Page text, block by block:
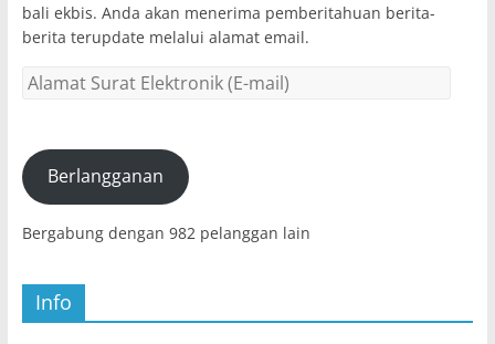
bali ekbis. Anda akan menerima pemberitahuan berita-
berita terupdate melalui alamat email.
Alamat
(E-
mail)Berlangganan
Bergabung dengan 982 pelanggan lain
Info